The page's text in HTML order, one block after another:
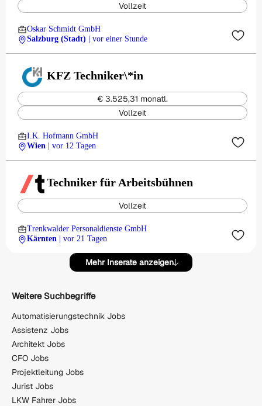
Vollzeit
Oskar Schmidt GmbH
Salzburg (Stadt)
| vor einer Stunde
KFZ Techniker\*in
€ 3.525,31 monatl.
Vollzeit
I.K. Hofmann GmbH
Wien
| vor 12 Tagen
Techniker für Arbeitsbühnen
Vollzeit
Trenkwalder Personaldienste GmbH
Kärnten
| vor 21 Tagen
Mehr Inserate anzeigen
Weitere Suchbegriffe
Automatisierungstechnik Jobs
Assistenz Jobs
Architekt Jobs
CFO Jobs
Projektleitung Jobs
Jurist Jobs
LKW Fahrer Jobs